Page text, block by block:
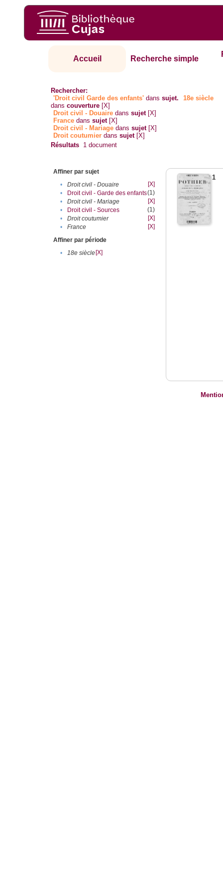
Accueil Recherche simple
Rechercher:
'Droit civil Garde des enfants' danssujet.
18e siècle
danscouverture [X]
Droit civil - Douaire danssujet [X]
France danssujet [X]
Droit civil - Mariage danssujet [X]
Droit coutumier danssujet [X]
Résultats 1 document
Affiner par sujet
•
Droit civil - Douaire
[X]
•
Droit civil - Garde des enfants(1)
•
Droit civil - Mariage
[X]
•
Droit civil - Sources
(1)
•
Droit coutumier
[X]
•
France
[X]
Affiner par période
•
18e siècle[X]
1